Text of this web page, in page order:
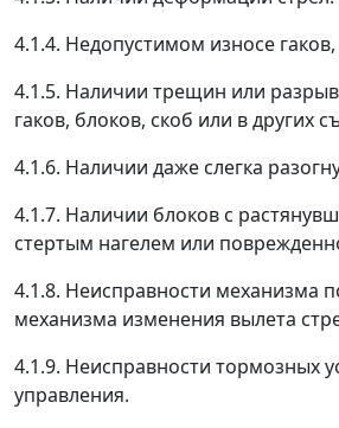
4.1.4. Недопустимом износе
4.1.5. Наличии трещин или
гаков, блоков, скоб или в других
4.1.6. Наличии даже слегка
4.1.7. Наличии блоков с
стертым нагелем или
4.1.8. Неисправности механизма
механизма изменения вылета
4.1.9. Неисправности тормозных
управления.